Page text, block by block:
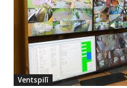
Ventspilī